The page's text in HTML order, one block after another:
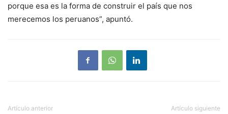
porque esa es la forma de construir el país que nos
merecemos los peruanos”, apuntó.
Artículo anterior Artículo siguiente